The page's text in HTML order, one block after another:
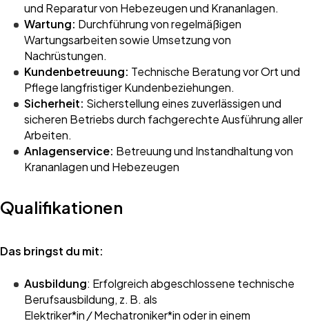
und Reparatur von Hebezeugen und Krananlagen.
Wartung: Durchführung von regelmäßigen
Wartungsarbeiten sowie Umsetzung von
Nachrüstungen.
Kundenbetreuung: Technische Beratung vor Ort und
Pflege langfristiger Kundenbeziehungen.
Sicherheit: Sicherstellung eines zuverlässigen und
sicheren Betriebs durch fachgerechte Ausführung aller
Arbeiten.
Anlagenservice: Betreuung und Instandhaltung von
Krananlagen und Hebezeugen
Qualifikationen
Das bringst du mit:
Ausbildung: Erfolgreich abgeschlossene technische
Berufsausbildung, z. B. als
Elektriker*in /Mechatroniker*inoder in einem